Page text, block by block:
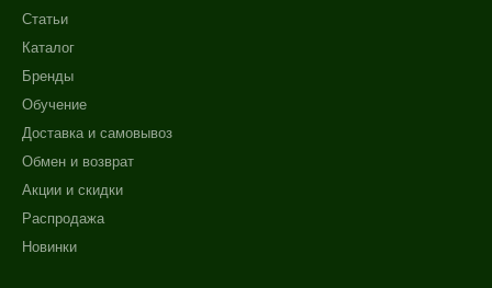
Статьи
Каталог
Бренды
Обучение
Доставка и самовывоз
Обмен и возврат
Акции и скидки
Распродажа
Новинки